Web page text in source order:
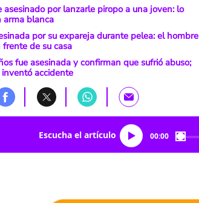
asesinado por lanzarle piropo a una joven: lo
arma blanca
por su expareja durante pelea: el hombre
de su casa
fue asesinada y confirman que sufrió abuso;
accidente
Escucha el artículo 00:00